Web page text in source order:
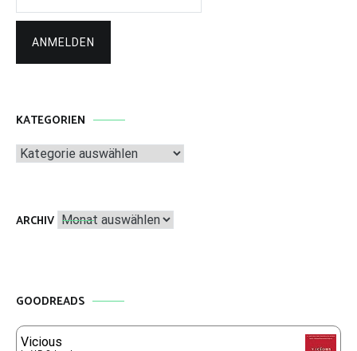
KATEGORIEN
Kategorien
ARCHIV Archiv
GOODREADS
Vicious